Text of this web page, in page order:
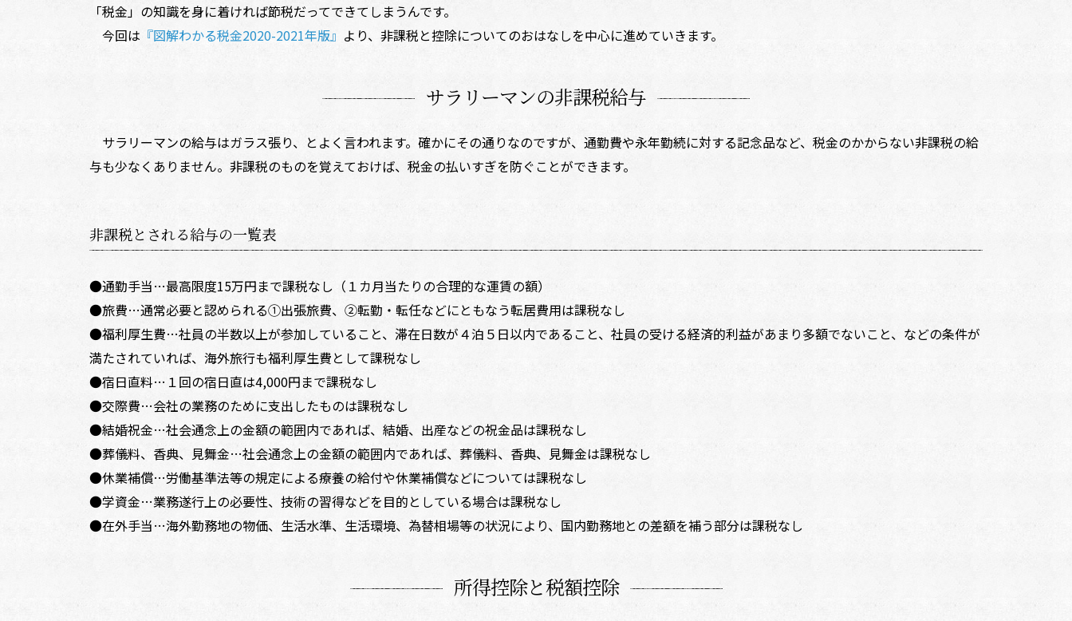
「税金」の知識を身に着ければ節税だってできてしまうんです。
今回は 『図解わかる税金2020-2021年版』 より、非課税と控除についてのおはなしを中心に進めていきます。
サラリーマンの非課税給与
サラリーマンの給与はガラス張り、とよく言われます。確かにその通りなのですが、通勤費や永年勤続に対する記念品など、税金のかからない非課税の給
与も少なくありません。非課税のものを覚えておけば、税金の払いすぎを防ぐことができます。
非課税とされる給与の一覧表
●通勤手当…最高限度15万円まで課税なし（１カ月当たりの合理的な運賃の額）
●旅費…通常必要と認められる①出張旅費、②転勤・転任などにともなう転居費用は課税なし
●福利厚生費…社員の半数以上が参加していること、滞在日数が４泊５日以内であること、社員の受ける経済的利益があまり多額でないこと、などの条件が
満たされていれば、海外旅行も福利厚生費として課税なし
●宿日直料…１回の宿日直は4,000円まで課税なし
●交際費…会社の業務のために支出したものは課税なし
●結婚祝金…社会通念上の金額の範囲内であれば、結婚、出産などの祝金品は課税なし
●葬儀料、香典、見舞金…社会通念上の金額の範囲内であれば、葬儀料、香典、見舞金は課税なし
●休業補償…労働基準法等の規定による療養の給付や休業補償などについては課税なし
●学資金…業務遂行上の必要性、技術の習得などを目的としている場合は課税なし
●在外手当…海外勤務地の物価、生活水準、生活環境、為替相場等の状況により、国内勤務地との差額を補う部分は課税なし
所得控除と税額控除